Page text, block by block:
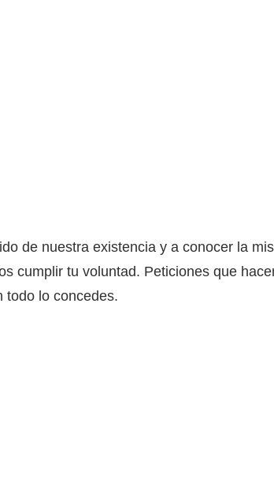
de nuestra existencia y a conocer la
cumplir tu voluntad. Peticiones que
todo lo concedes.